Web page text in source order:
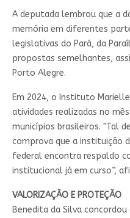
A deputada lembrou que a
memória em diferentes
legislativas do Pará, da
propostas semelhantes,
Porto Alegre.
Em 2024, o Instituto
atividades realizadas no
municípios brasileiros. "Tal
comprova que a instituição
federal encontra respaldo
institucional já em curso”,
VALORIZAÇÃO E PROTEÇÃO
Benedita da Silva